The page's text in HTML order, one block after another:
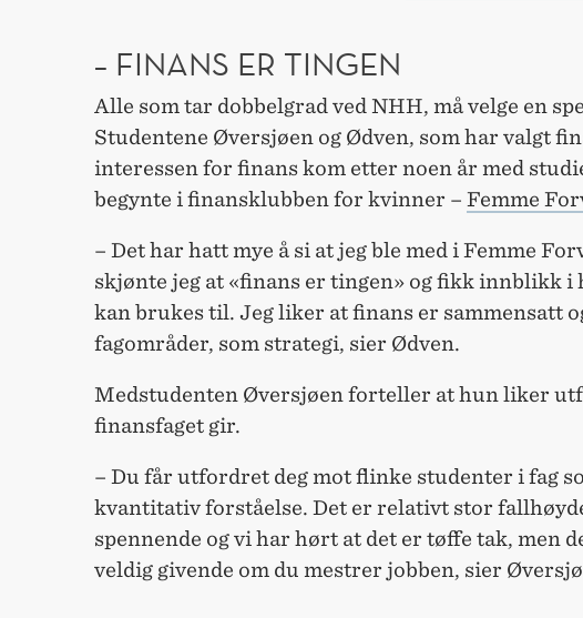
– FINANS ER TINGEN
Alle som tar dobbelgrad ved NHH, må velge en
Studentene Øversjøen og Ødven, som har valgt
interessen for finans kom etter noen år med
begynte i finansklubben for kvinner – Femme
– Det har hatt mye å si at jeg ble med i Femme
skjønte jeg at «finans er tingen» og fikk innblikk i
kan brukes til. Jeg liker at finans er sammensatt
fagområder, som strategi, sier Ødven.
Medstudenten Øversjøen forteller at hun liker
finansfaget gir.
– Du får utfordret deg mot flinke studenter i fag
kvantitativ forståelse. Det er relativt stor
spennende og vi har hørt at det er tøffe tak, men
veldig givende om du mestrer jobben, sier